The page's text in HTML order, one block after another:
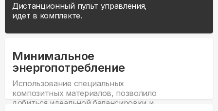
Дистанционный пульт управления,
идет в комплекте.
Минимальное
энергопотребление
Использование специальных
композитных материалов, позволило
добиться идеальной балансировки и